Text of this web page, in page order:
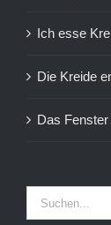
Ich esse
Die Kreide
Das